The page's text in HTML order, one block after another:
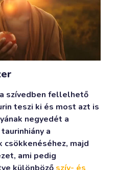
szívedben fellelhető
teszi ki és most azt is
negyedét a
a
csökkenéséhez, majd
ami pedig